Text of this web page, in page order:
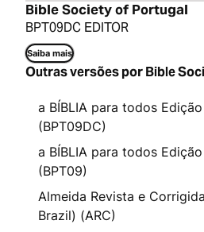
Bible Society of Portugal
BPT09DC EDITOR
Saiba mais
Outras versões por Bible
a BÍBLIA para todos
(BPT09DC)
a BÍBLIA para todos
(BPT09)
Almeida Revista e
Brazil) (ARC)